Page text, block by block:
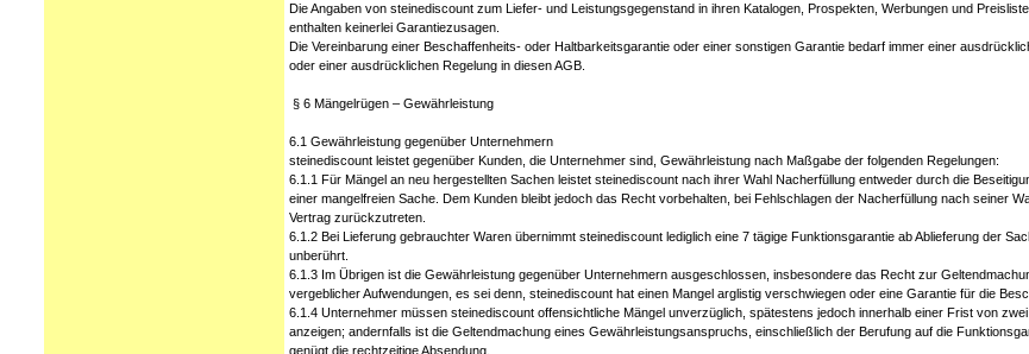
Die Angaben von steinediscount zum Liefer- und Leistungsgegenstand in ihren Katalogen, Prospekten, Werbungen und
enthalten keinerlei Garantiezusagen.
Die Vereinbarung einer Beschaffenheits- oder Haltbarkeitsgarantie oder einer sonstigen Garantie bedarf immer einer
oder einer ausdrücklichen Regelung in diesen AGB.
§ 6 Mängelrügen – Gewährleistung
6.1 Gewährleistung gegenüber Unternehmern
steinediscount leistet gegenüber Kunden, die Unternehmer sind, Gewährleistung nach Maßgabe der folgenden Regelungen:
6.1.1 Für Mängel an neu hergestellten Sachen leistet steinediscount nach ihrer Wahl Nacherfüllung entweder durch die
einer mangelfreien Sache. Dem Kunden bleibt jedoch das Recht vorbehalten, bei Fehlschlagen der Nacherfüllung nach seiner
Vertrag zurückzutreten.
6.1.2 Bei Lieferung gebrauchter Waren übernimmt steinediscount lediglich eine 7 tägige Funktionsgarantie ab Ablieferung der
unberührt.
6.1.3 Im Übrigen ist die Gewährleistung gegenüber Unternehmern ausgeschlossen, insbesondere das Recht zur
vergeblicher Aufwendungen, es sei denn, steinediscount hat einen Mangel arglistig verschwiegen oder eine Garantie für die
6.1.4 Unternehmer müssen steinediscount offensichtliche Mängel unverzüglich, spätestens jedoch innerhalb einer Frist von
anzeigen; andernfalls ist die Geltendmachung eines Gewährleistungsanspruchs, einschließlich der Berufung auf die
genügt die rechtzeitige Absendung.